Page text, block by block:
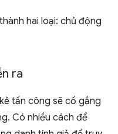
hai loại: chủ động
ra
kẻ tấn công sẽ cố gắng
Có nhiều cách để